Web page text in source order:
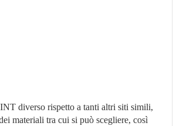
diverso rispetto a tanti altri siti simili,
materiali tra cui si può scegliere, così